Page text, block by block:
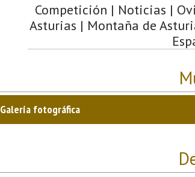
Competición | Noticias |
Asturias | Montaña de
Galería fotográfica